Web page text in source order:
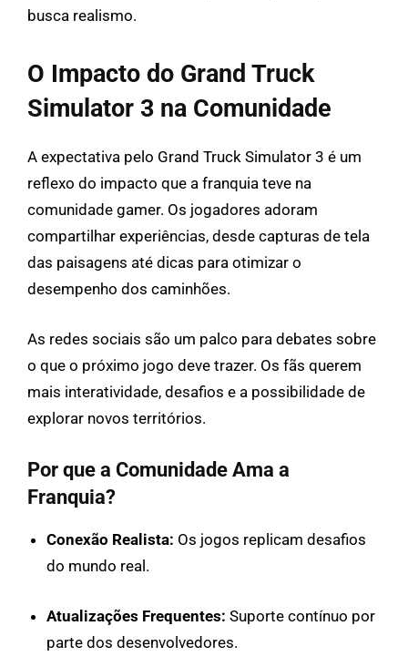
busca realismo.
O Impacto do Grand Truck
Simulator 3 na Comunidade
A expectativa pelo Grand Truck Simulator 3 é um
reflexo do impacto que a franquia teve na
comunidade gamer. Os jogadores adoram
compartilhar experiências, desde capturas de tela
das paisagens até dicas para otimizar o
desempenho dos caminhões.
As redes sociais são um palco para debates sobre
o que o próximo jogo deve trazer. Os fãs querem
mais interatividade, desafios e a possibilidade de
explorar novos territórios.
Por que a Comunidade Ama a
Franquia?
Conexão Realista: Os jogos replicam desafios
do mundo real.
Atualizações Frequentes: Suporte contínuo por
parte dos desenvolvedores.